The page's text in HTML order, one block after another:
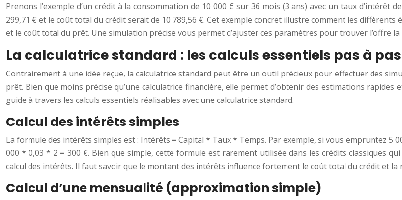
Prenons l’exemple d’un crédit à la consommation de 10 000 € sur 36 mois (3 ans) avec un taux d’intérêt
299,71 € et le coût total du crédit serait de 10 789,56 €. Cet exemple concret illustre comment les
et le coût total du prêt. Une simulation précise vous permet d’ajuster ces paramètres pour trouver l’offre
La calculatrice standard : les calculs essentiels pas à pas
Contrairement à une idée reçue, la calculatrice standard peut être un outil précieux pour effectuer des
prêt. Bien que moins précise qu’une calculatrice financière, elle permet d’obtenir des estimations
guide à travers les calculs essentiels réalisables avec une calculatrice standard.
Calcul des intérêts simples
La formule des intérêts simples est : Intérêts = Capital * Taux * Temps. Par exemple, si vous empruntez 5
000 * 0,03 * 2 = 300 €. Bien que simple, cette formule est rarement utilisée dans les crédits classiques
calcul des intérêts. Il faut savoir que le montant des intérêts influence fortement le coût total du crédit et la
Calcul d’une mensualité (approximation simple)